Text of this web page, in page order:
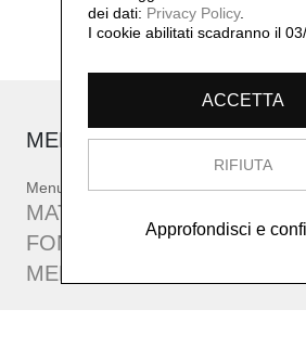
MERDA D'ARTISTA
Menu
MATERIALI
FONDAZIONE MANZONI
MERDA WEBSITE
dei dati: Privacy Policy.
I cookie abilitati scadranno il
ACCETTA
RIFIUTA
Approfondisci e